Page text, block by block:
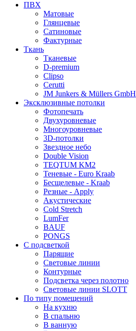
ПВХ
Матовые
Глянцевые
Сатиновые
Фактурные
Ткань
Тканевые
D-premium
Clipso
Cerutti
JM Junkers & Müllers GmbH
Эксклюзивные потолки
Фотопечать
Двухуровневые
Многоуровневые
3D-потолки
Звездное небо
Double Vision
TEQTUM KM2
Теневые - Euro Kraab
Бесщелевые - Kraab
Резные - Apply
Акустические
Cold Stretch
LumFer
BAUF
PONGS
С подсветкой
Парящие
Световые линии
Контурные
Подсветка через полотно
Световые линии SLOTT
По типу помещений
На кухню
В спальню
В ванную